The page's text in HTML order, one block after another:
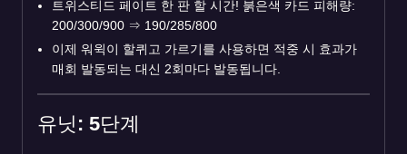
트위스티드 페이트 한 판 할 시간! 붉은색 카드 피해량:
200/300/900 ⇒ 190/285/800
이제 워윅이 할퀴고 가르기를 사용하면 적중 시 효과가
매회 발동되는 대신 2회마다 발동됩니다.
유닛: 5단계